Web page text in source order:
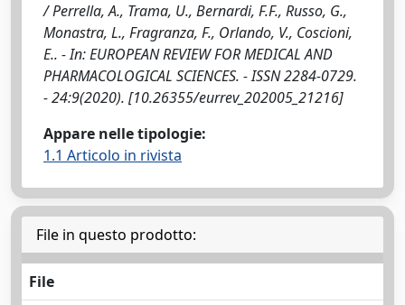
/ Perrella, A., Trama, U., Bernardi, F.F., Russo, G.,
Monastra, L., Fragranza, F., Orlando, V., Coscioni,
E.. - In: EUROPEAN REVIEW FOR MEDICAL AND
PHARMACOLOGICAL SCIENCES. - ISSN 2284-0729.
- 24:9(2020). [10.26355/eurrev_202005_21216]
Appare nelle tipologie:
1.1 Articolo in rivista
File in questo prodotto:
File